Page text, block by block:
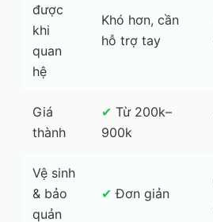
được
khi
quan
hệ
Khó hơn, cần
hỗ trợ tay
Giá
thành
✔ Từ 200k–
900k
Vệ sinh
& bảo
quản
✔ Đơn giản